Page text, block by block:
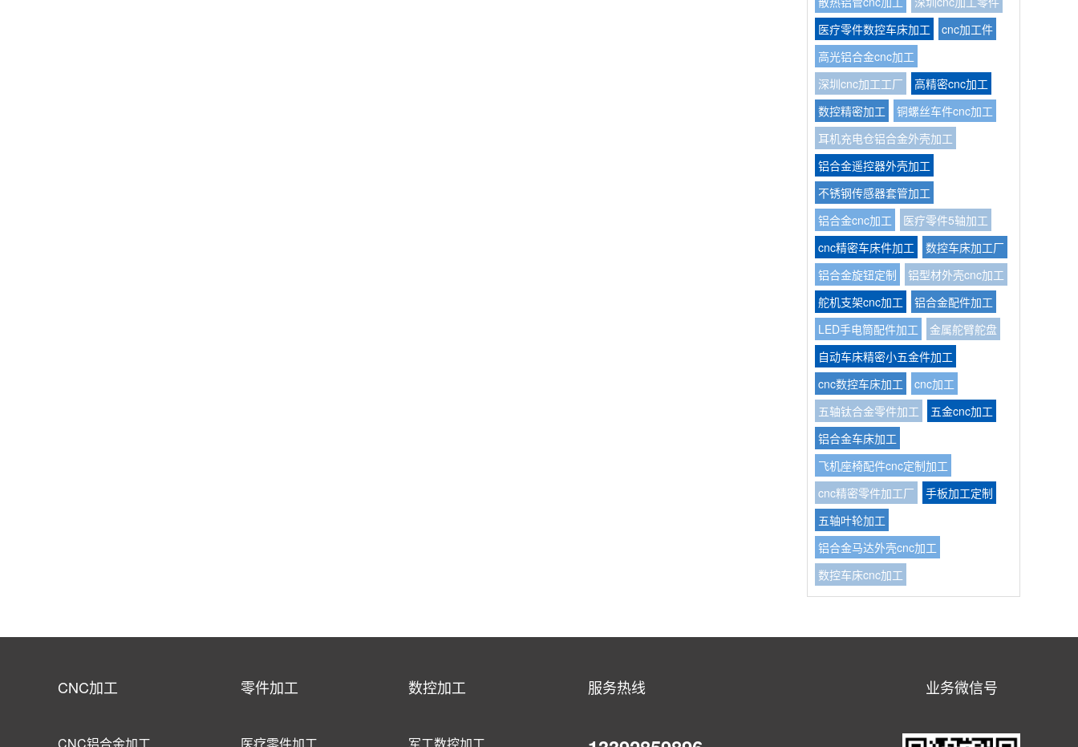
医疗零件数控车床加工
cnc加工件
高光铝合金cnc加工
深圳cnc加工工厂
高精密cnc加工
数控精密加工
铜螺丝车件cnc加工
耳机充电仓铝合金外壳加工
铝合金遥控器外壳加工
不锈钢传感器套管加工
铝合金cnc加工
医疗零件5轴加工
cnc精密车床件加工
数控车床加工厂
铝合金旋钮定制
铝型材外壳cnc加工
舵机支架cnc加工
铝合金配件加工
LED手电筒配件加工
金属舵臂舵盘
自动车床精密小五金件加工
cnc数控车床加工
cnc加工
五轴钛合金零件加工
五金cnc加工
铝合金车床加工
飞机座椅配件cnc定制加工
cnc精密零件加工厂
手板加工定制
五轴叶轮加工
铝合金马达外壳cnc加工
数控车床cnc加工
CNC加工
CNC铝合金加工
零件加工
医疗零件加工
数控加工
军工数控加工
服务热线 业务微信号